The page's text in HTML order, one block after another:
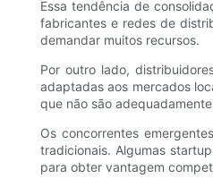
Essa tendência de
fabricantes e redes de
demandar muitos recursos.
Por outro lado,
adaptadas aos mercados
que não são
Os concorrentes
tradicionais. Algumas
para obter vantagem